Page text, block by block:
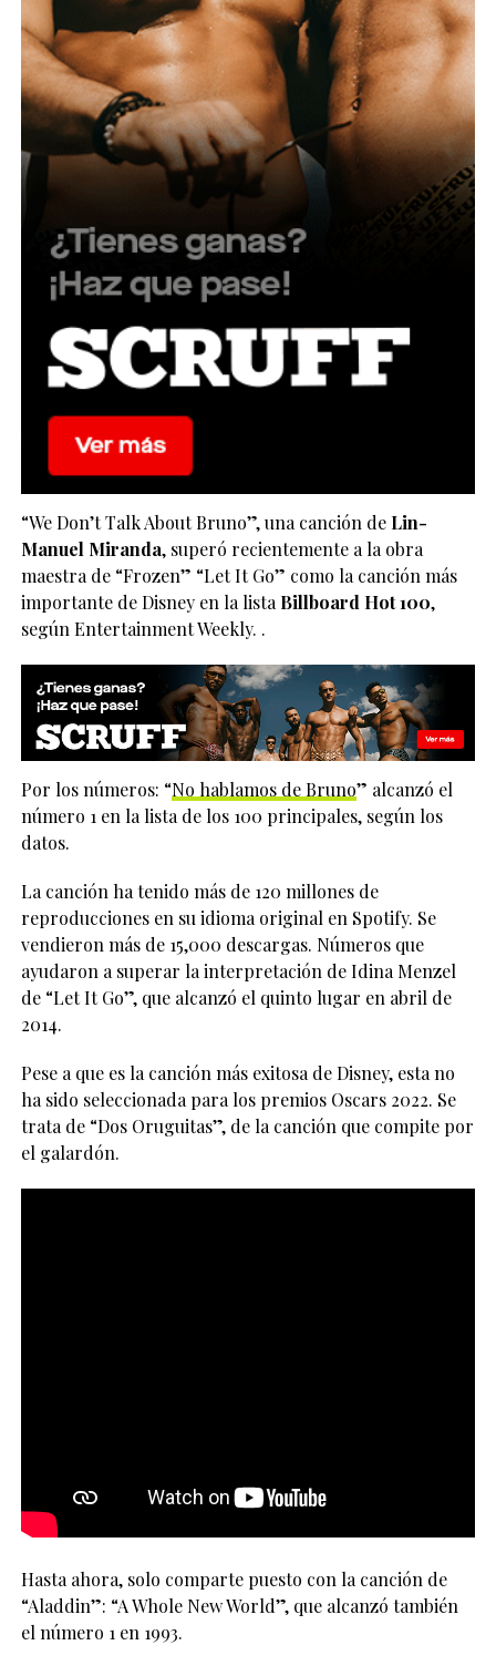
“We Don’t Talk About Bruno”, una canción deLin-
Manuel Miranda, superó recientemente a la obra
maestra de “Frozen” “Let It Go” como la canción más
importante de Disney en la lista Billboard Hot 100,
según Entertainment Weekly. .
Por los números: “No hablamos de Bruno” alcanzó el
número 1 en la lista de los 100 principales, según los
datos.
La canción ha tenido más de 120 millones de
reproducciones en su idioma original en Spotify. Se
vendieron más de 15,000 descargas. Números que
ayudaron a superar la interpretación de Idina Menzel
de “Let It Go”, que alcanzó el quinto lugar en abril de
2014.
Pese a que es la canción más exitosa de Disney, esta no
ha sido seleccionada para los premios Oscars 2022. Se
trata de “Dos Oruguitas”, de la canción que compite por
el galardón.
Hasta ahora, solo comparte puesto con la canción de
“Aladdin”: “A Whole New World”, que alcanzó también
el número 1 en 1993.